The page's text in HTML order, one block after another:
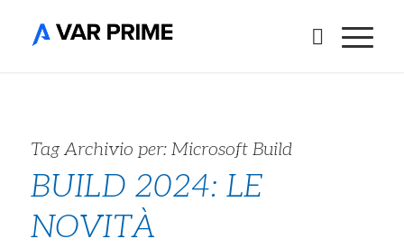
Tag Archivio per: Microsoft Build
BUILD 2024: LE
NOVITÀ